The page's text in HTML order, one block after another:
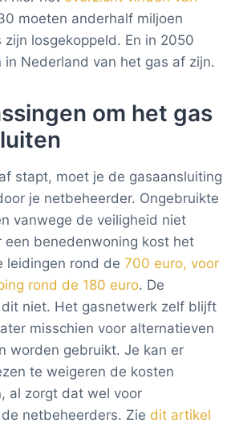
moeten anderhalf miljoen
zijn losgekoppeld. En in 2050
in Nederland van het gas af zijn.
om het gas
stapt, moet je de gasaansluiting
je netbeheerder. Ongebruikte
vanwege de veiligheid niet
een benedenwoning kost het
leidingen rond de 700 euro, voor
rond de 180 euro. De
niet. Het gasnetwerk zelf blijft
misschien voor alternatieven
worden gebruikt. Je kan er
te weigeren de kosten
al zorgt dat wel voor
netbeheerders. Zie dit artikel